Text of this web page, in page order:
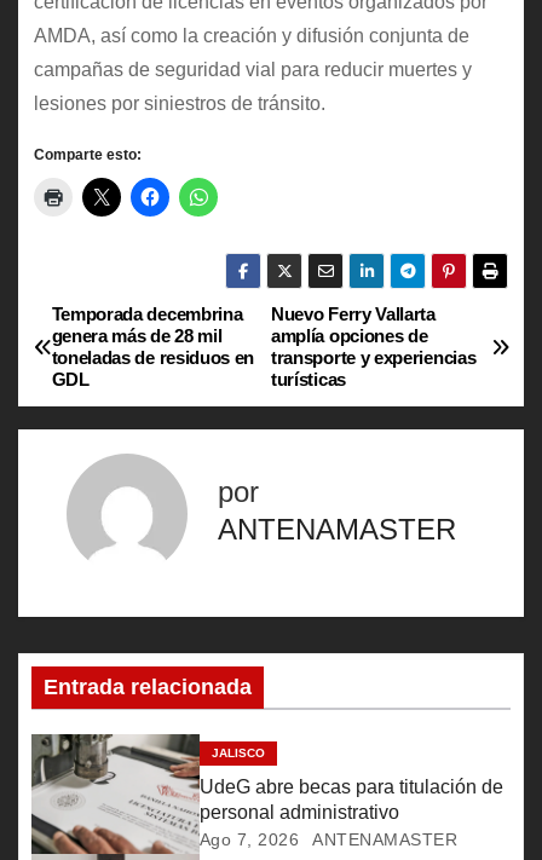
AMDA, así como la creación y difusión conjunta de
campañas de seguridad vial para reducir muertes y
lesiones por siniestros de tránsito.
Comparte esto:
N
a
v
ó
n
d
Nuevo Ferry Vallarta
amplía opciones de
transporte y experiencias
turísticas
Temporada decembrina
genera más de 28 mil
toneladas de residuos en
GDL
por
ANTENAMASTER
Entrada relacionada
JALISCO
UdeG abre becas para titulación de
personal administrativo
Ago 7, 2026 ANTENAMASTER